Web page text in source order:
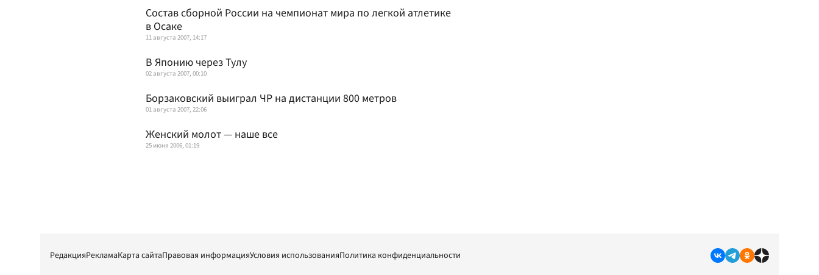
Состав сборной России на чемпионат мира по легкой атлетике
в Осаке
11 августа 2007, 14:17
В Японию через Тулу
02 августа 2007, 00:10
Борзаковский выиграл ЧР на дистанции 800 метров
01 августа 2007, 22:06
Женский молот — наше все
25 июня 2006, 01:19
РедакцияРекламаКарта сайтаПравовая информацияУсловия использованияПолитика конфиденциальности